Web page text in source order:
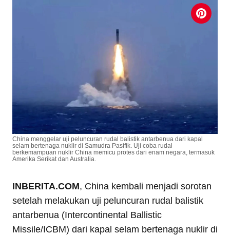
China menggelar uji peluncuran rudal balistik antarbenua dari kapal
selam bertenaga nuklir di Samudra Pasifik. Uji coba rudal
berkemampuan nuklir China memicu protes dari enam negara, termasuk
Amerika Serikat dan Australia.
INBERITA.COM, China kembali menjadi sorotan
setelah melakukan uji peluncuran rudal balistik
antarbenua (Intercontinental Ballistic
Missile/ICBM) dari kapal selam bertenaga nuklir di